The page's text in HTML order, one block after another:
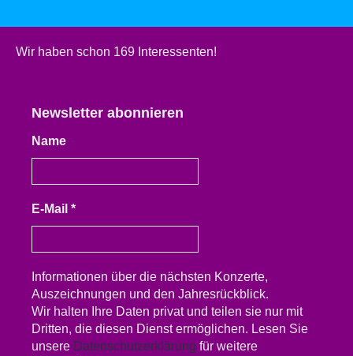
Wir haben schon 169 Interessenten!
Newsletter abonnieren
Name
E-Mail *
Informationen über die nächsten Konzerte,
Auszeichnungen und den Jahresrückblick.
Wir halten Ihre Daten privat und teilen sie nur mit
Dritten, die diesen Dienst ermöglichen. Lesen Sie
unsere Datenschutzerklärung für weitere